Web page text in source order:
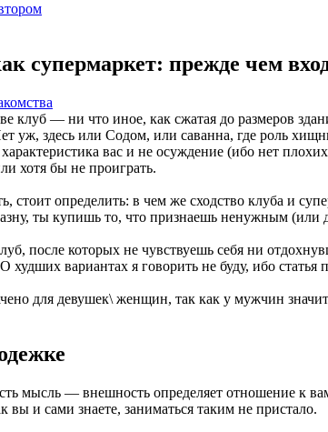
супермаркет: прежде чем
клуб — ни что иное, как сжатая до размеров
уж, здесь или Содом, или саванна, где роль
вас и не осуждение (ибо нет
хотя бы не проиграть.
стоит определить: в чем же сходство клуба и
ты купишь то, что признаешь ненужным
после которых не чувствуешь себя ни
вариантах я говорить не буду, ибо статья
для девушек\ женщин, так как у мужчин
мысль — внешность определяет отношение
вы и сами знаете, заниматься таким не пристало.